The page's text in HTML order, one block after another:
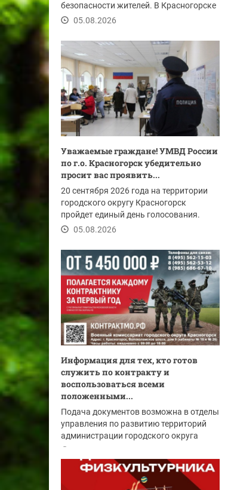
безопасности жителей. В Красногорске
этим летом провели...
05.08.2026
Уважаемые граждане! ​УМВД России
по г.о. Красногорск убедительно
просит вас проявить...
20 сентября 2026 года на территории
городского округу Красногорск
пройдет единый день голосования.
05.08.2026
Информация для тех, кто готов
служить по контракту и
воспользоваться всеми
положенными...
Подача документов возможна в отделы
управления по развитию территорий
администрации городского округа
Красногорск: